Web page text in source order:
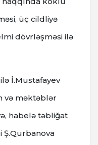
üç cildliyə
dövrləşməsi ilə
İ.Mustafayev
və məktəblər
habelə təbliğat
Ş.Qurbanova